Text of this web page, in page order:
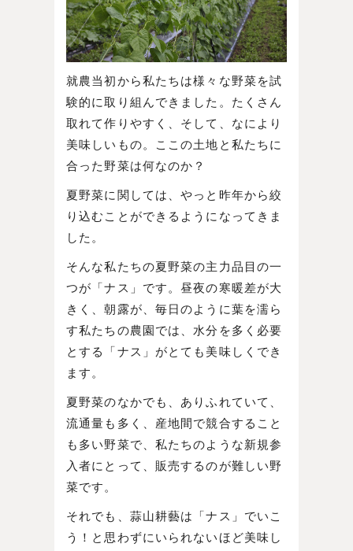
就農当初から私たちは様々な野菜を試
験的に取り組んできました。たくさん
取れて作りやすく、そして、なにより
美味しいもの。ここの土地と私たちに
合った野菜は何なのか？
夏野菜に関しては、やっと昨年から絞
り込むことができるようになってきま
した。
そんな私たちの夏野菜の主力品目の一
つが「ナス」です。昼夜の寒暖差が大
きく、朝露が、毎日のように葉を濡ら
す私たちの農園では、水分を多く必要
とする「ナス」がとても美味しくでき
ます。
夏野菜のなかでも、ありふれていて、
流通量も多く、産地間で競合すること
も多い野菜で、私たちのような新規参
入者にとって、販売するのが難しい野
菜です。
それでも、蒜山耕藝は「ナス」でいこ
う！と思わずにいられないほど美味し